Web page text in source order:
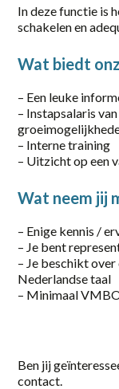
In deze functie is
schakelen en
Wat biedt
– Een leuke
– Instapsalaris
– Interne training
– Uitzicht op een
Wat neem jij
– Enige kennis /
– Je bent
– Je beschikt over
Nederlandse taal
– Minimaal
Ben jij
contact.
38 uur
40 uur
Full-time
Part-time
Vaste
locatie
Almelo
Amersfoort
Barneveld